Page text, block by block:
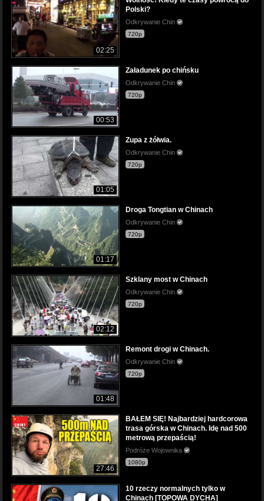
02:25
Polski?
Odkrywanie Chin
720p
00:53
Załadunek po chińsku
Odkrywanie Chin
720p
01:05
Zupa z żółwia.
Odkrywanie Chin
720p
01:17
Droga Tongtian w Chinach
Odkrywanie Chin
720p
02:12
Szklany most w Chinach
Odkrywanie Chin
720p
01:48
Remont drogi w Chinach.
Odkrywanie Chin
720p
27:46
BAŁEM SIĘ! Najbardziej hardcorowa
trasa górska w Chinach. Idę nad 500
metrową przepaścią!
Podróże Wojownika
1080p
10 rzeczy normalnych tylko w
Chinach [TOPOWA DYCHA]